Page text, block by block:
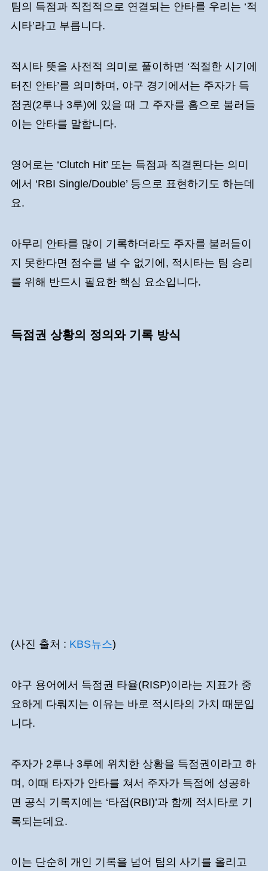
팀의 득점과 직접적으로 연결되는 안타를 우리는 ‘적
시타’라고 부릅니다.
적시타 뜻을 사전적 의미로 풀이하면 ‘적절한 시기에
터진 안타’를 의미하며, 야구 경기에서는 주자가 득
점권(2루나 3루)에 있을 때 그 주자를 홈으로 불러들
이는 안타를 말합니다.
영어로는 ‘Clutch Hit’ 또는 득점과 직결된다는 의미
에서 ‘RBI Single/Double’ 등으로 표현하기도 하는데
요.
아무리 안타를 많이 기록하더라도 주자를 불러들이
지 못한다면 점수를 낼 수 없기에, 적시타는 팀 승리
를 위해 반드시 필요한 핵심 요소입니다.
득점권 상황의 정의와 기록 방식
(사진 출처 : KBS뉴스)
야구 용어에서 득점권 타율(RISP)이라는 지표가 중
요하게 다뤄지는 이유는 바로 적시타의 가치 때문입
니다.
주자가 2루나 3루에 위치한 상황을 득점권이라고 하
며, 이때 타자가 안타를 쳐서 주자가 득점에 성공하
면 공식 기록지에는 ‘타점(RBI)’과 함께 적시타로 기
록되는데요.
이는 단순히 개인 기록을 넘어 팀의 사기를 올리고